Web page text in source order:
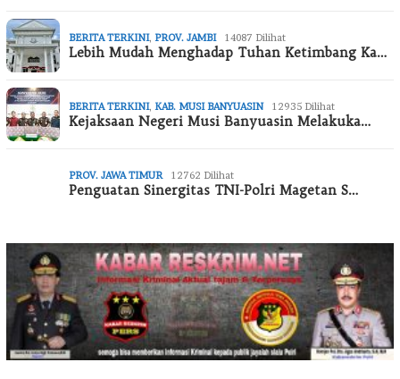
BERITA TERKINI, PROV. JAMBI 14087 Dilihat
Lebih Mudah Menghadap Tuhan Ketimbang Ka…
BERITA TERKINI, KAB. MUSI BANYUASIN 12935 Dilihat
Kejaksaan Negeri Musi Banyuasin Melakuka…
PROV. JAWA TIMUR 12762 Dilihat
Penguatan Sinergitas TNI-Polri Magetan S…